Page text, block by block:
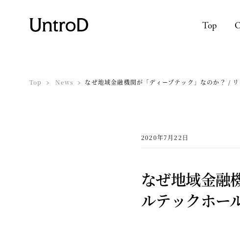
Top
Top News なぜ地域金融機関が「ディープテック」なのか？ /
2020年7月22日
なぜ地域金融
ルテックホー